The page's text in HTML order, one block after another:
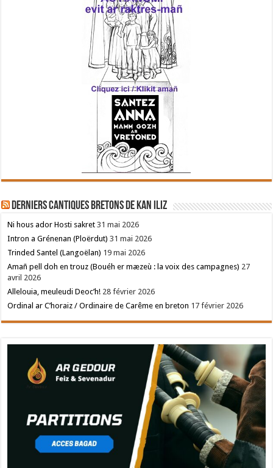
Derniers cantiques bretons de Kan Iliz
Ni hous ador Hosti sakret 31 mai 2026
Intron a Grénenan (Ploërdut) 31 mai 2026
Trinded Santel (Langoëlan) 19 mai 2026
Amañ pell doh en trouz (Bouéh er mæzeù : la voix des campagnes) 27
avril 2026
Allelouia, meuleudi Deoc’h! 28 février 2026
Ordinal ar C’horaiz / Ordinaire de Carême en breton 17 février 2026